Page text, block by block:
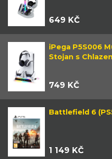
649 KČ
iPega P5S006
Stojan s
749 KČ
Battlefield 6
1 149 KČ